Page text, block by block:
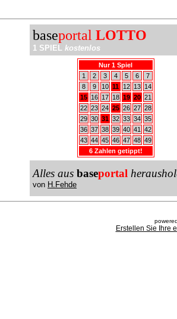
baseportal LOTTO
1 SPIEL kostenlos
Nur 1 Spiel
1
2 3 4 5 6
7
8
9 10 11 12 13
14
15
16 17 18 19 20 21
22 23 24 25 26 27 28
29 30 31 32 33 34 35
36 37 38 39 40 41
42
43 44 45 46 47 48 49
6 Zahlen getippt!
Alles aus baseportal
von H.Fehde
Erstellen Sie Ihre